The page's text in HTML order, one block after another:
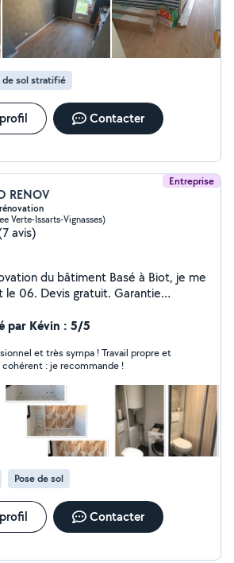
de sol stratifié
Contacter
Entreprise
RENOV
Verte-Issarts-Vignasses)
avis)
bâtiment Basé à Biot, je me
Garantie
par Kévin : 5/5
et très sympa ! Travail propre et
: je recommande !
Pose de sol
Contacter